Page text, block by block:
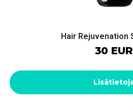
Hair Rejuvenation
30 EUR